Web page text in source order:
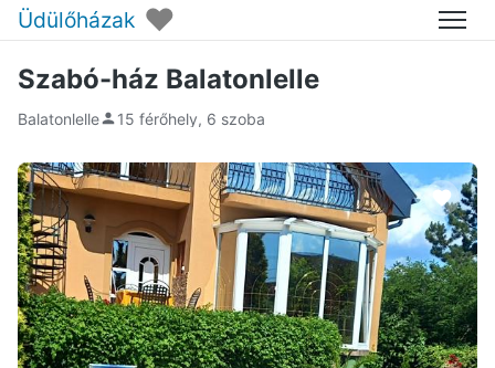
Üdülőházak ♥ Menü
Szabó-ház Balatonlelle
Balatonlelle 15 férőhely, 6 szoba